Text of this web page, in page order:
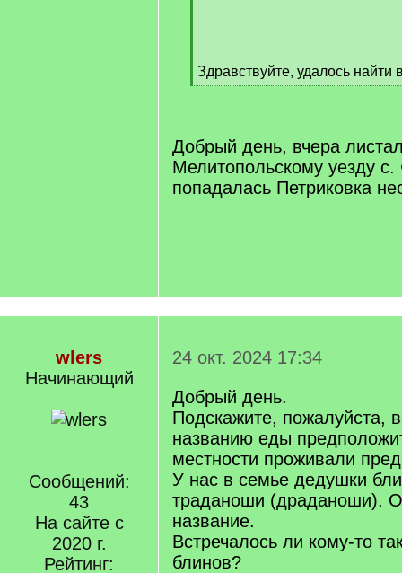
Здравствуйте, удалось
[
]
Добрый день, вчера
Мелитопольскому уезду
попадалась Петриковка
wlers
Начинающий
Сообщений:
43
На сайте с
2020 г.
Рейтинг:
24 окт. 2024 17:34
Добрый день.
Подскажите, пожалуйста,
названию еды
местности проживали
У нас в семье дедушки
траданоши (драданоши).
название.
Встречалось ли кому-то
блинов?